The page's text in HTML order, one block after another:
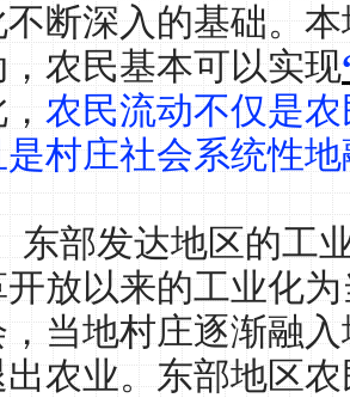
不断深入的基础。
，农民基本可以实现
农民流动不仅是
是村庄社会系统性
东部发达地区的工
开放以来的工业化
，当地村庄逐渐融
出农业。东部地区